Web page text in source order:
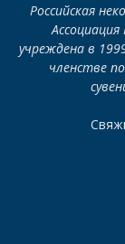
Российская
учреждена в
членстве